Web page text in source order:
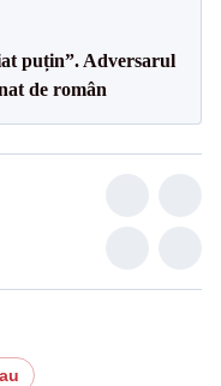
puțin”. Adversarul
de român